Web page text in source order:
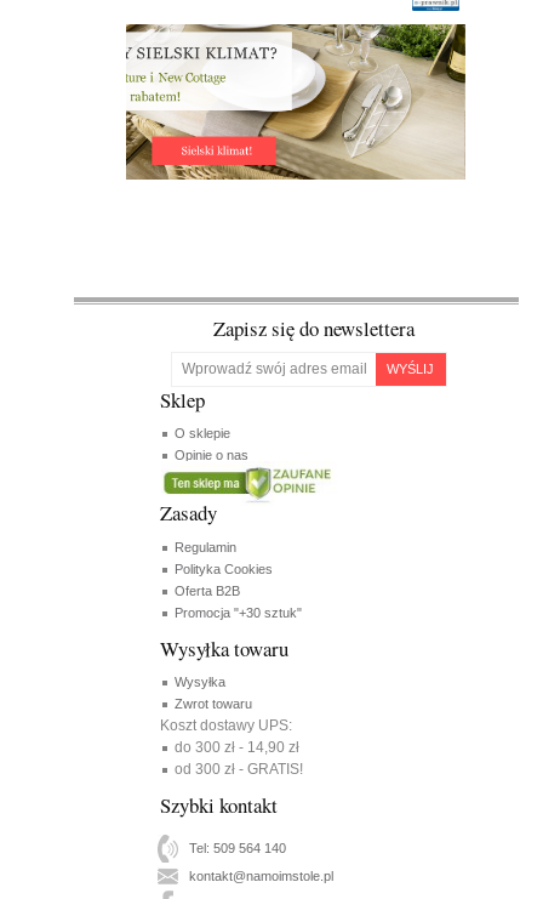
Zapisz się do newslettera
WYŚLIJ
Sklep
O sklepie
Opinie o nas
Zasady
Regulamin
Polityka Cookies
Oferta B2B
Promocja "+30 sztuk"
Wysyłka towaru
Wysyłka
Zwrot towaru
Koszt dostawy UPS:
do 300 zł - 14,90 zł
od 300 zł - GRATIS!
Szybki kontakt
Tel: 509 564 140
kontakt@namoimstole.pl